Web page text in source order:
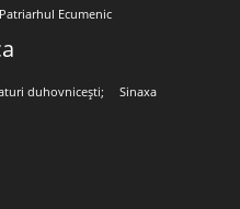
Patriarhul Ecumenic
duhovnicești; Sinaxa